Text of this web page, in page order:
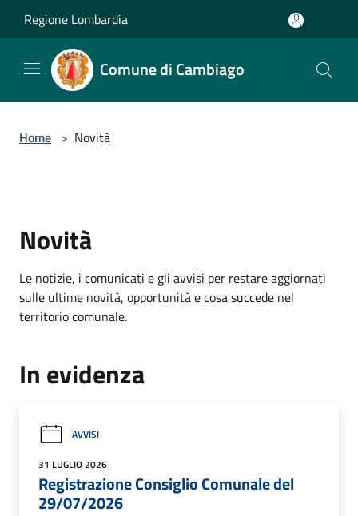
Regione Lombardia
Comune di Cambiago
Home > Novità
Novità
Le notizie, i comunicati e gli avvisi per restare aggiornati
sulle ultime novità, opportunità e cosa succede nel
territorio comunale.
In evidenza
AVVISI
31 LUGLIO 2026
Registrazione Consiglio Comunale del
29/07/2026